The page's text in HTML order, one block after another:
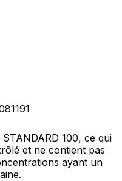
100, ce qui
et ne contient pas
ayant un